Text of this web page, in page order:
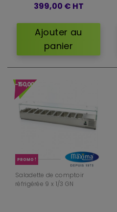
399,00 € HT
Ajouter au
panier
-150,00 €
PROMO !
Saladette de comptoir
réfrigérée 9 x 1/3 GN